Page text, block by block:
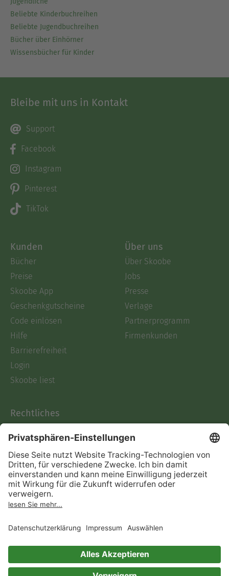
Beliebte Kinderbuchreihen
Beliebte Jugendbuchreihen
Bücher über Einhörner
Wissensbücher für Kinder
Bleibe mit uns in Kontakt
Support
Facebook
Instagram
Pinterest
TikTok
Kunden
Bücher
Preise
Skoobe App
Geschenkgutscheine
Code einlösen
Hilfe
Barrierefreiheit
Login
Skoobe liest
Über uns
Über Skoobe
Jobs
Presse
Verlage
Partnerprogramm
Firmenkunden
Rechtliches
AGB
Informationen nach Data
Act
Verträge hier kündigen
Impressum
Immer ein gutes Buch